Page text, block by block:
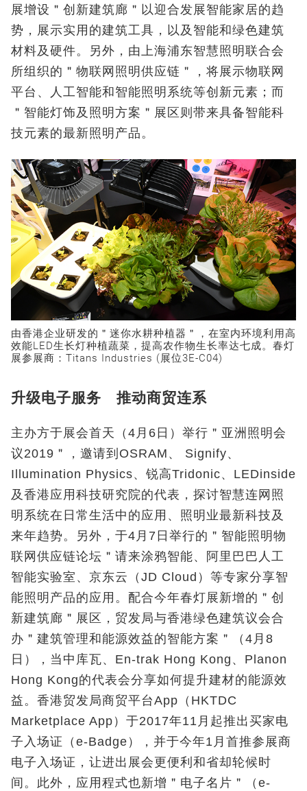
展增设＂创新建筑廊＂以迎合发展智能家居的趋
势，展示实用的建筑工具，以及智能和绿色建筑
材料及硬件。另外，由上海浦东智慧照明联合会
所组织的＂物联网照明供应链＂，将展示物联网
平台、人工智能和智能照明系统等创新元素；而
＂智能灯饰及照明方案＂展区则带来具备智能科
技元素的最新照明产品。
由香港企业研发的＂迷你水耕种植器＂，在室内环境利用高
效能LED生长灯种植蔬菜，提高农作物生长率达七成。春灯
展参展商：Titans Industries (展位3E-C04)
升级电子服务 推动商贸连系
主办方于展会首天（4月6日）举行＂亚洲照明会
议2019＂，邀请到OSRAM、 Signify、
Illumination Physics、锐高Tridonic、LEDinside
及香港应用科技研究院的代表，探讨智慧连网照
明系统在日常生活中的应用、照明业最新科技及
来年趋势。另外，于4月7日举行的＂智能照明物
联网供应链论坛＂请来涂鸦智能、阿里巴巴人工
智能实验室、京东云（JD Cloud）等专家分享智
能照明产品的应用。配合今年春灯展新增的＂创
新建筑廊＂展区，贸发局与香港绿色建筑议会合
办＂建筑管理和能源效益的智能方案＂（4月8
日），当中库瓦、En-trak Hong Kong、Planon
Hong Kong的代表会分享如何提升建材的能源效
益。香港贸发局商贸平台App（HKTDC
Marketplace App）于2017年11月起推出买家电
子入场证（e-Badge），并于今年1月首推参展商
电子入场证，让进出展会更便利和省却轮候时
间。此外，应用程式也新增＂电子名片＂（e-